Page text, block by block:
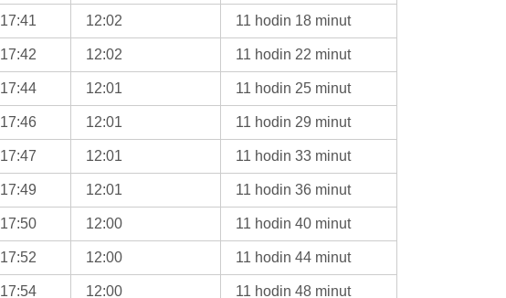
17:41 12:02 11 hodin 18 minut
17:42 12:02 11 hodin 22 minut
17:44 12:01 11 hodin 25 minut
17:46 12:01 11 hodin 29 minut
17:47 12:01 11 hodin 33 minut
17:49 12:01 11 hodin 36 minut
17:50 12:00 11 hodin 40 minut
17:52 12:00 11 hodin 44 minut
17:54 12:00 11 hodin 48 minut